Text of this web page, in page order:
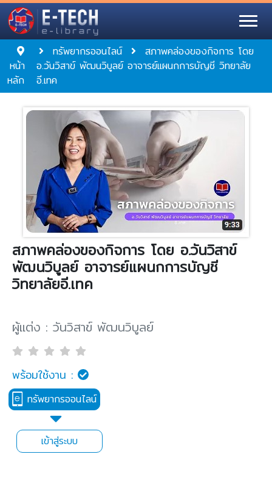
หน้า
หลัก
ทรัพยากรออนไลน์
สภาพคล่องของกิจการ โดย
อ.วันวิสาข์ พัฒนวิบูลย์ อาจารย์แผนกการบัญชี วิทยาลัย
อี.เทค
สภาพคล่องของกิจการ โดย อ.วันวิสาข์
พัฒนวิบูลย์ อาจารย์แผนกการบัญชี
วิทยาลัยอี.เทค
ผู้แต่ง : วันวิสาข์ พัฒนวิบูลย์
พร้อมใช้งาน :
ทรัพยากรออนไลน์
เข้าสู่ระบบ